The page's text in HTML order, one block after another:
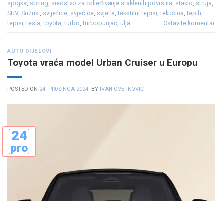
spojka, spring, sredstvo za odleđivanje staklenih površina, staklo, struja,
SUV, Suzuki, svijećice, svjećice, svjetla,tekstilni tepisi,tekućina,tepih,
tepisi,tesla,toyota,turbo,turbopunjač, ulja Ostavite komentar
AUTO DIJELOVI
Toyota vraća model Urban Cruiser u Europu
POSTED ON 24. PROSINCA 2024. BY IVAN CVETKOVIĆ
24
pro